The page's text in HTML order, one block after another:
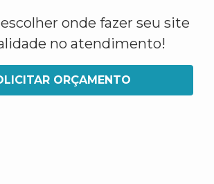
onde fazer seu site
no atendimento!
ORÇAMENTO